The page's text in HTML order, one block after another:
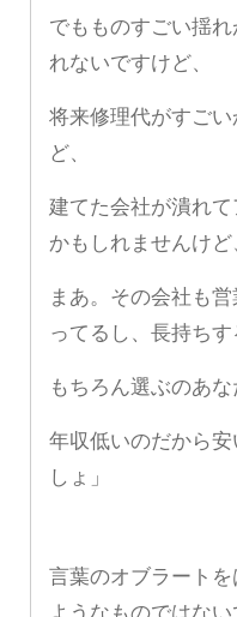
でもものすごい揺
れないですけど、
将来修理代がすご
ど、
建てた会社が潰れ
かもしれませんけど
まあ。その会社も
ってるし、長持ちす
もちろん選ぶのあな
年収低いのだから
しょ」
言葉のオブラート